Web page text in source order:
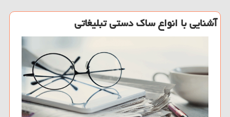
آشنایی با انواع ساك دستی تبلیغاتی